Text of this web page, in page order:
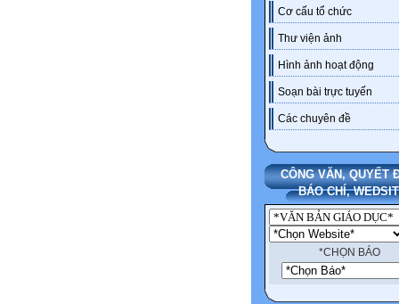
Cơ cấu tổ chức
Thư viện ảnh
Hình ảnh hoạt động
Soạn bài trực tuyến
Các chuyên đề
CÔNG VĂN, QUYẾT
BÁO CHÍ,
*CHỌN BÁO